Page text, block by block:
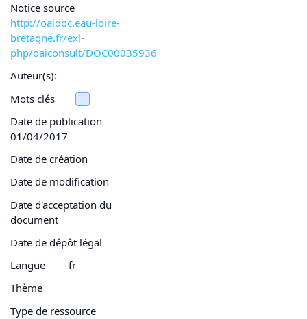
Notice source
http://oaidoc.eau-loire-
bretagne.fr/exl-
php/oaiconsult/DOC00035936
Auteur(s):
Mots clés
Date de publication
01/04/2017
Date de création
Date de modification
Date d'acceptation du
document
Date de dépôt légal
Langue
fr
Thème
Type de ressource